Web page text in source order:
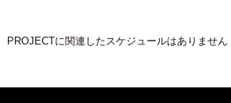
PROJECTに関連したスケジュールはありません